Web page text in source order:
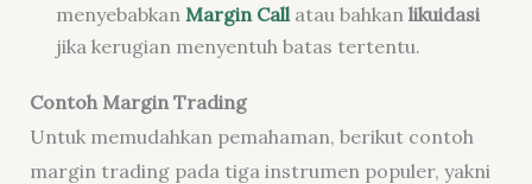
menyebabkan Margin Call atau bahkan likuidasi
jika kerugian menyentuh batas tertentu.
Contoh Margin Trading
Untuk memudahkan pemahaman, berikut contoh
margin trading pada tiga instrumen populer, yakni